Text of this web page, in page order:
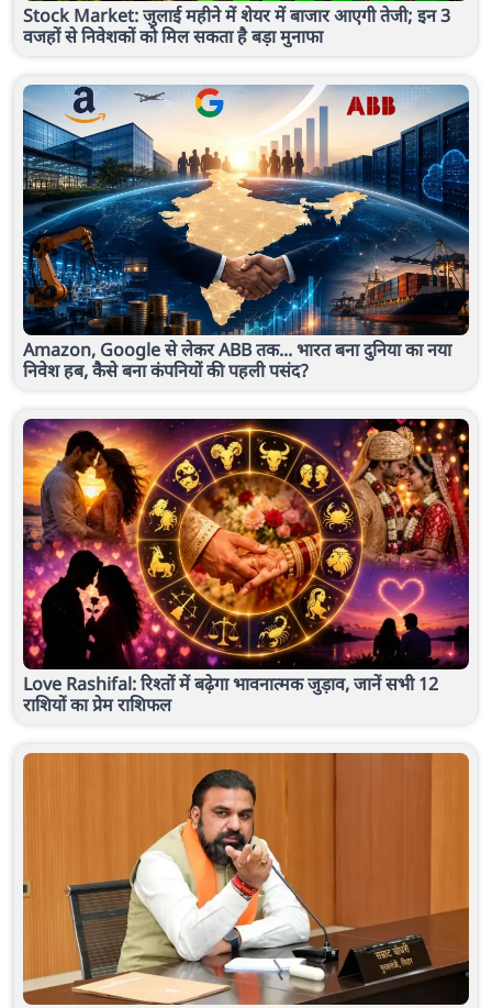
Stock Market: जुलाई महीने में शेयर में बाजार आएगी तेजी; इन 3
वजहों से निवेशकों को मिल सकता है बड़ा मुनाफा
Amazon, Google से लेकर ABB तक... भारत बना दुनिया का नया
निवेश हब, कैसे बना कंपनियों की पहली पसंद?
Love Rashifal: रिश्तों में बढ़ेगा भावनात्मक जुड़ाव, जानें सभी 12
राशियों का प्रेम राशिफल